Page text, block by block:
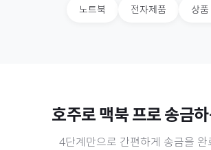
노트북 전자제품 상품
호주로 맥북 프로 송금
4단계만으로 간편하게 송금을 완